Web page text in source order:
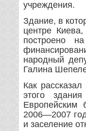
учреждения.
Здание, в
центре
построено
народный
Галина
Как
этого
Европейским
2006—2007
и заселение